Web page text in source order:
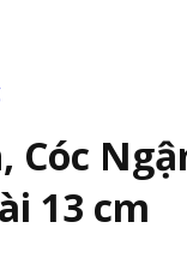
Cóc
13 cm